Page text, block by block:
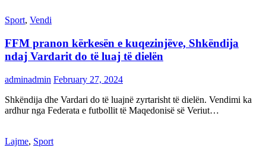
Sport, Vendi
FFM pranon kërkesën e kuqezinjëve, Shkëndija
ndaj Vardarit do të luaj të dielën
adminadmin February 27, 2024
Shkëndija dhe Vardari do të luajnë zyrtarisht të dielën. Vendimi ka
ardhur nga Federata e futbollit të Maqedonisë së Veriut…
Lajme, Sport